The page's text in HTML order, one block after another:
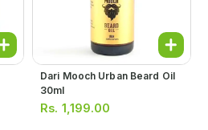
Dari Mooch Urban Beard Oil
30ml
Rs. 1,199.00